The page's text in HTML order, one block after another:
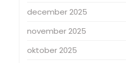
december 2025
november 2025
oktober 2025